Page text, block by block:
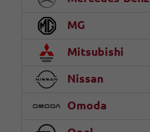
MG
Mitsubishi
Nissan
Omoda